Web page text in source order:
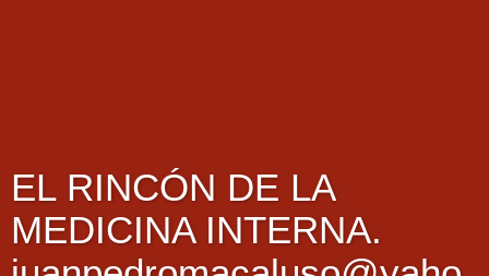
EL RINCÓN DE LA
MEDICINA INTERNA.